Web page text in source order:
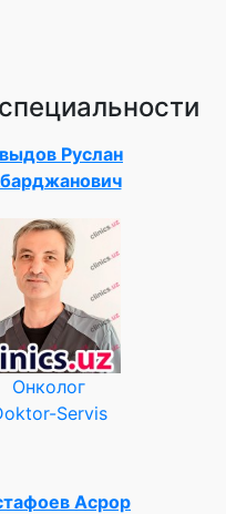
Руслан
Онколог
Servis
Асрор